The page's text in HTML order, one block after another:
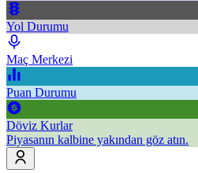
Yol Durumu
Maç Merkezi
Puan Durumu
Döviz Kurlar
Piyasanın kalbine yakından göz atın.